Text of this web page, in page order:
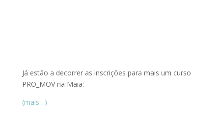
Já estão a decorrer as inscrições para mais um curso
PRO_MOV na Maia:
(mais…)